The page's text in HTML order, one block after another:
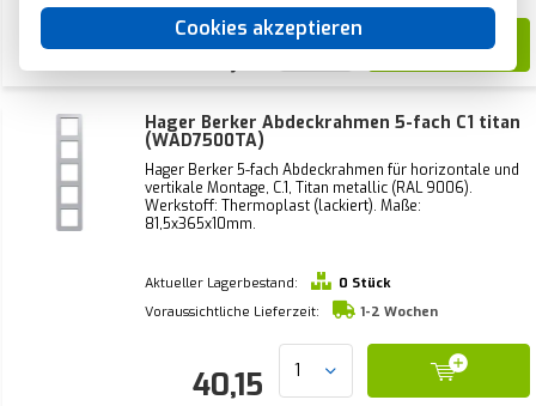
Cookies akzeptieren
23,12
Hager Berker Abdeckrahmen 5-fach C1 titan
(WAD7500TA)
Hager Berker 5-fach Abdeckrahmen für horizontale und
vertikale Montage, C.1, Titan metallic (RAL 9006).
Werkstoff: Thermoplast (lackiert). Maße:
81,5x365x10mm.
Aktueller Lagerbestand:
0 Stück
Voraussichtliche Lieferzeit:
1-2 Wochen
40,15